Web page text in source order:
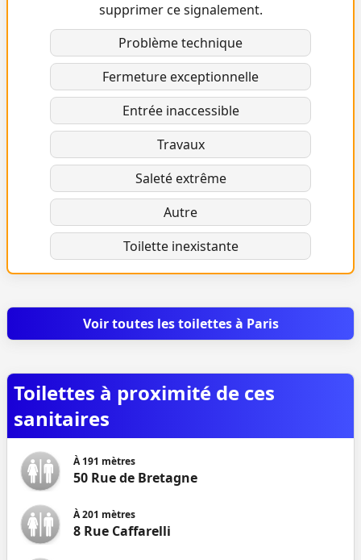
supprimer ce signalement.
Problème technique
Fermeture exceptionnelle
Entrée inaccessible
Travaux
Saleté extrême
Autre
Toilette inexistante
Voir toutes les toilettes à Paris
Toilettes à proximité de ces
sanitaires
À191 mètres
50 Rue de Bretagne
À201 mètres
8 Rue Caffarelli